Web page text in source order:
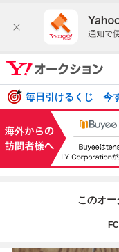
毎日引けるくじ 今
このオ